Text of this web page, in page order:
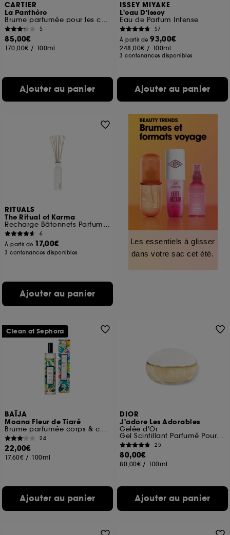
CARTIER
La Panthère
Brume parfumée pour les cheveux
5
85,00€
170,00€ / 100ml
Ajouter au panier
ISSEY MIYAKE
L'eau D'Issey
Eau de Parfum Intense
57
À partir de93,00€
248,00€ / 100ml
3 contenances disponibles
Ajouter au panier
RITUALS
The Ritual of Karma
Recharge Bâtonnets Parfumés
6
À partir de 17,00€
3 contenances disponibles
Ajouter au panier
Les essentiels à glisser
dans votre sac cet été.
BAÏJA
Moana Fleur de Tiaré
Brume parfumée corps & cheveux
24
22,00€
17,60€ / 100ml
Ajouter au panier
Clean at Sephora
DIOR
J'adore Les Adorables
Gelée d'Or
Gel Scintillant Parfumé Pour Le Corps
25
80,00€
80,00€ / 100ml
Ajouter au panier